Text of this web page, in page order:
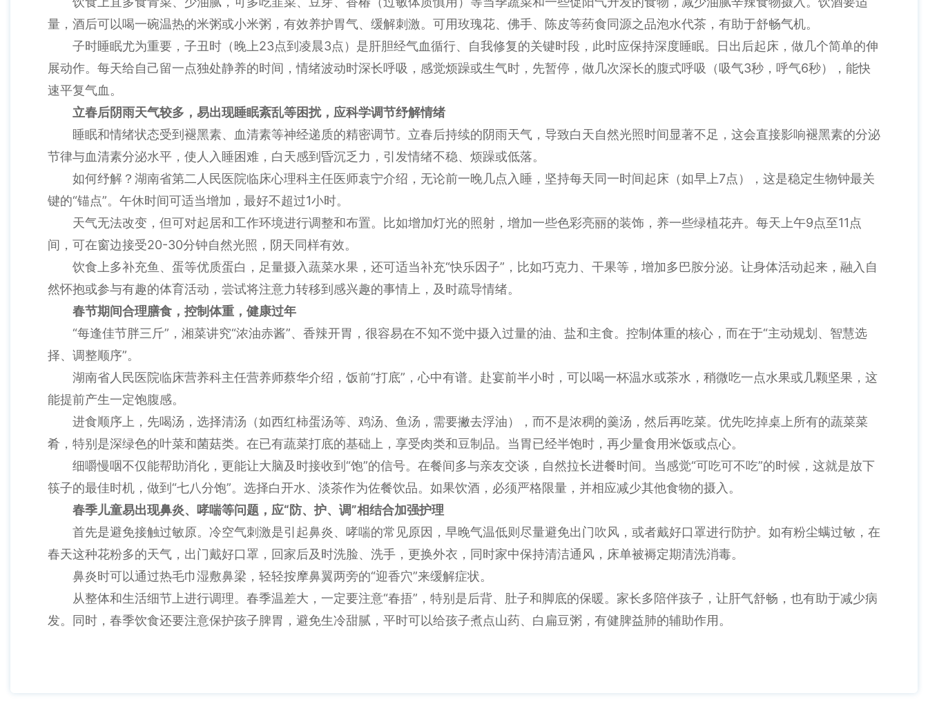
量，酒后可以喝一碗温热的米粥或小米粥，有效养护胃气、缓解刺激。可用玫瑰花、佛手、陈皮等药食同源之品泡水代茶，有助于舒畅气机。
子时睡眠尤为重要，子丑时（晚上23点到凌晨3点）是肝胆经气血循行、自我修复的关键时段，此时应保持深度睡眠。日出后起床，做几个简单的伸
展动作。每天给自己留一点独处静养的时间，情绪波动时深长呼吸，感觉烦躁或生气时，先暂停，做几次深长的腹式呼吸（吸气3秒，呼气6秒），能快
速平复气血。
立春后阴雨天气较多，易出现睡眠紊乱等困扰，应科学调节纾解情绪
睡眠和情绪状态受到褪黑素、血清素等神经递质的精密调节。立春后持续的阴雨天气，导致白天自然光照时间显著不足，这会直接影响褪黑素的分泌
节律与血清素分泌水平，使人入睡困难，白天感到昏沉乏力，引发情绪不稳、烦躁或低落。
如何纾解？湖南省第二人民医院临床心理科主任医师袁宁介绍，无论前一晚几点入睡，坚持每天同一时间起床（如早上7点），这是稳定生物钟最关
键的“锚点”。午休时间可适当增加，最好不超过1小时。
天气无法改变，但可对起居和工作环境进行调整和布置。比如增加灯光的照射，增加一些色彩亮丽的装饰，养一些绿植花卉。每天上午9点至11点
间，可在窗边接受20-30分钟自然光照，阴天同样有效。
饮食上多补充鱼、蛋等优质蛋白，足量摄入蔬菜水果，还可适当补充“快乐因子”，比如巧克力、干果等，增加多巴胺分泌。让身体活动起来，融入自
然怀抱或参与有趣的体育活动，尝试将注意力转移到感兴趣的事情上，及时疏导情绪。
春节期间合理膳食，控制体重，健康过年
“每逢佳节胖三斤”，湘菜讲究“浓油赤酱”、香辣开胃，很容易在不知不觉中摄入过量的油、盐和主食。控制体重的核心，而在于“主动规划、智慧选
择、调整顺序”。
湖南省人民医院临床营养科主任营养师蔡华介绍，饭前“打底”，心中有谱。赴宴前半小时，可以喝一杯温水或茶水，稍微吃一点水果或几颗坚果，这
能提前产生一定饱腹感。
进食顺序上，先喝汤，选择清汤（如西红柿蛋汤等、鸡汤、鱼汤，需要撇去浮油），而不是浓稠的羹汤，然后再吃菜。优先吃掉桌上所有的蔬菜菜
肴，特别是深绿色的叶菜和菌菇类。在已有蔬菜打底的基础上，享受肉类和豆制品。当胃已经半饱时，再少量食用米饭或点心。
细嚼慢咽不仅能帮助消化，更能让大脑及时接收到“饱”的信号。在餐间多与亲友交谈，自然拉长进餐时间。当感觉“可吃可不吃”的时候，这就是放下
筷子的最佳时机，做到“七八分饱”。选择白开水、淡茶作为佐餐饮品。如果饮酒，必须严格限量，并相应减少其他食物的摄入。
春季儿童易出现鼻炎、哮喘等问题，应“防、护、调”相结合加强护理
首先是避免接触过敏原。冷空气刺激是引起鼻炎、哮喘的常见原因，早晚气温低则尽量避免出门吹风，或者戴好口罩进行防护。如有粉尘螨过敏，在
春天这种花粉多的天气，出门戴好口罩，回家后及时洗脸、洗手，更换外衣，同时家中保持清洁通风，床单被褥定期清洗消毒。
鼻炎时可以通过热毛巾湿敷鼻梁，轻轻按摩鼻翼两旁的“迎香穴”来缓解症状。
从整体和生活细节上进行调理。春季温差大，一定要注意“春捂”，特别是后背、肚子和脚底的保暖。家长多陪伴孩子，让肝气舒畅，也有助于减少病
发。同时，春季饮食还要注意保护孩子脾胃，避免生冷甜腻，平时可以给孩子煮点山药、白扁豆粥，有健脾益肺的辅助作用。